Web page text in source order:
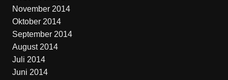
November 2014
Oktober 2014
September 2014
August 2014
Juli 2014
Juni 2014